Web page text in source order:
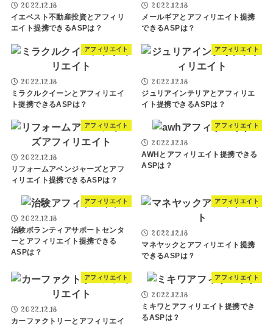
2022.12.18
イエベスト不動産投資とアフィリ
エイト提携できるASPは？
2022.12.18
メールギアとアフィリエイト提携
できるASPは？
アフィリエイト
2022.12.18
ミラクルクイーンとアフィリエイ
ト提携できるASPは？
アフィリエイト
2022.12.18
ジュリアインテリアとアフィリエ
イト提携できるASPは？
アフィリエイト
2022.12.18
リフォームアベンジャーズとアフ
ィリエイト提携できるASPは？
アフィリエイト
2022.12.18
AWHとアフィリエイト提携できる
ASPは？
アフィリエイト
2022.12.18
治験ボランティアサポートセンタ
ーとアフィリエイト提携できる
ASPは？
アフィリエイト
2022.12.18
マネヤックとアフィリエイト提携
できるASPは？
アフィリエイト
2022.12.18
カーファクトリーとアフィリエイ
アフィリエイト
2022.12.18
ミキワとアフィリエイト提携でき
るASPは？